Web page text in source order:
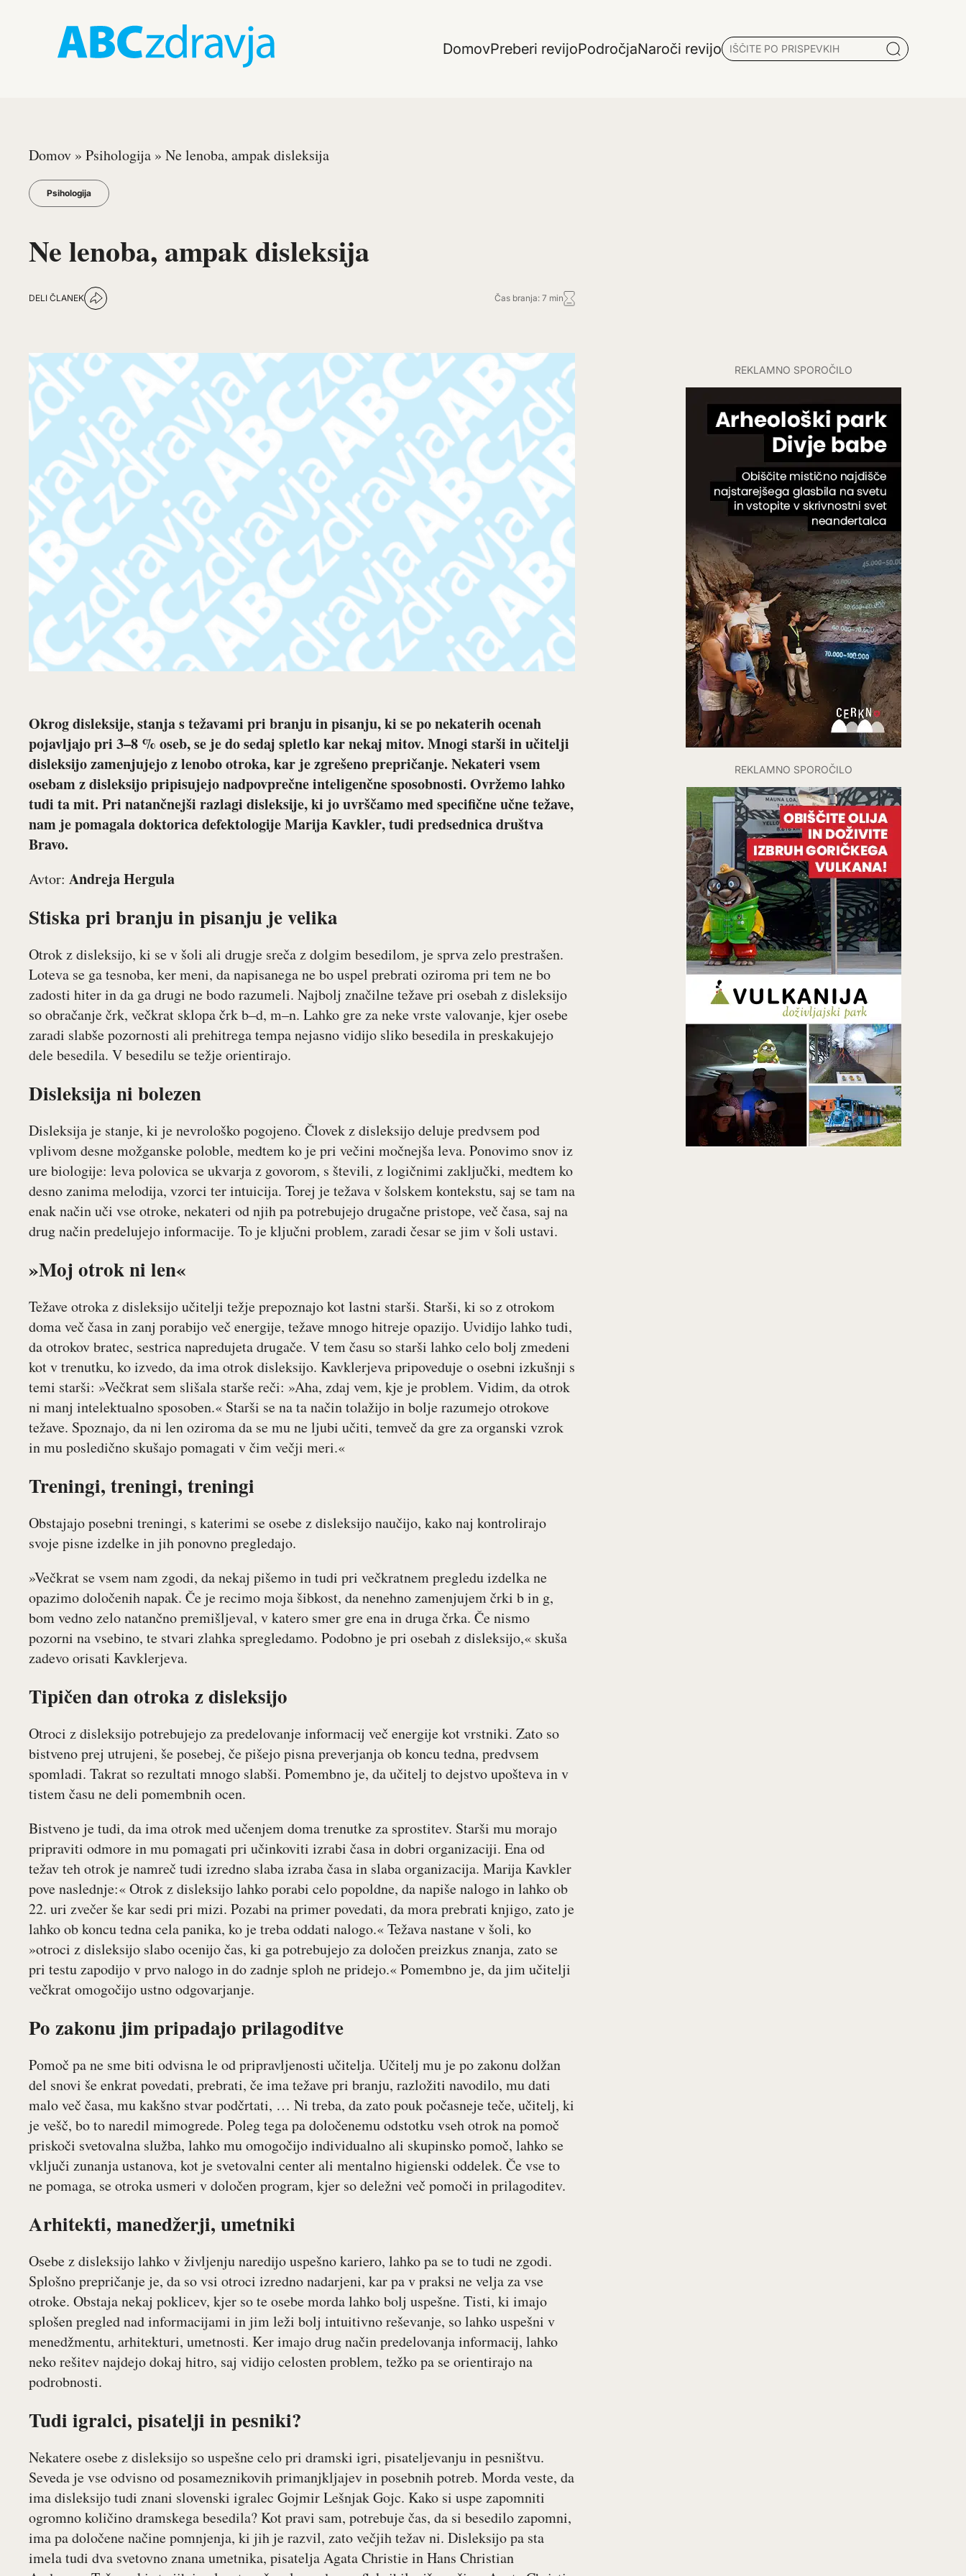
DomovPreberi revijoPodročjaNaroči revijo
Domov » Psihologija » Ne lenoba, ampak disleksija
Psihologija
Ne lenoba, ampak disleksija
DELI ČLANEK Čas branja: 7 min
Okrog disleksije, stanja s težavami pri branju in pisanju, ki se po nekaterih ocenah
pojavljajo pri 3–8 % oseb, se je do sedaj spletlo kar nekaj mitov. Mnogi starši in učitelji
disleksijo zamenjujejo z lenobo otroka, kar je zgrešeno prepričanje. Nekateri vsem
osebam z disleksijo pripisujejo nadpovprečne inteligenčne sposobnosti. Ovržemo lahko
tudi ta mit. Pri natančnejši razlagi disleksije, ki jo uvrščamo med specifične učne težave,
nam je pomagaladoktorica defektologije Marija Kavkler, tudi predsednica društva
Bravo.
Avtor: Andreja Hergula
Stiska pri branju in pisanju je velika
Otrok z disleksijo, ki se v šoli ali drugje sreča z dolgim besedilom, je sprva zelo prestrašen.
Loteva se ga tesnoba, ker meni, da napisanega ne bo uspel prebrati oziroma pri tem ne bo
zadosti hiter in da ga drugi ne bodo razumeli. Najbolj značilne težave pri osebah z disleksijo
so obračanje črk, večkrat sklopa črk b–d, m–n. Lahko gre za neke vrste valovanje, kjer osebe
zaradi slabše pozornosti ali prehitrega tempa nejasno vidijo sliko besedila in preskakujejo
dele besedila. V besedilu se težje orientirajo.
Disleksija ni bolezen
Disleksija je stanje, ki je nevrološko pogojeno. Človek z disleksijo deluje predvsem pod
vplivom desne možganske poloble, medtem ko je pri večini močnejša leva. Ponovimo snov iz
ure biologije: leva polovica se ukvarja z govorom, s števili, z logičnimi zaključki, medtem ko
desno zanima melodija, vzorci ter intuicija. Torej je težava v šolskem kontekstu, saj se tam na
enak način uči vse otroke, nekateri od njih pa potrebujejo drugačne pristope, več časa, saj na
drug način predelujejo informacije. To je ključni problem, zaradi česar se jim v šoli ustavi.
»Moj otrok ni len«
Težave otroka z disleksijo učitelji težje prepoznajo kot lastni starši. Starši, ki so z otrokom
doma več časa in zanj porabijo več energije, težave mnogo hitreje opazijo. Uvidijo lahko tudi,
da otrokov bratec, sestrica napredujeta drugače. V tem času so starši lahko celo bolj zmedeni
kot v trenutku, ko izvedo, da ima otrok disleksijo. Kavklerjeva pripoveduje o osebni izkušnji s
temi starši: »Večkrat sem slišala starše reči: »Aha, zdaj vem, kje je problem. Vidim, da otrok
ni manj intelektualno sposoben.« Starši se na ta način tolažijo in bolje razumejo otrokove
težave. Spoznajo, da ni len oziroma da se mu ne ljubi učiti, temveč da gre za organski vzrok
in mu posledično skušajo pomagati v čim večji meri.«
Treningi, treningi, treningi
Obstajajo posebni treningi, s katerimi se osebe z disleksijo naučijo, kako naj kontrolirajo
svoje pisne izdelke in jih ponovno pregledajo.
»Večkrat se vsem nam zgodi, da nekaj pišemo in tudi pri večkratnem pregledu izdelka ne
opazimo določenih napak. Če je recimo moja šibkost, da nenehno zamenjujem črki b in g,
bom vedno zelo natančno premišljeval, v katero smer gre ena in druga črka. Če nismo
pozorni na vsebino, te stvari zlahka spregledamo. Podobno je pri osebah z disleksijo,« skuša
zadevo orisati Kavklerjeva.
Tipičen dan otroka z disleksijo
Otroci z disleksijo potrebujejo za predelovanje informacij več energije kot vrstniki. Zato so
bistveno prej utrujeni, še posebej, če pišejo pisna preverjanja ob koncu tedna, predvsem
spomladi. Takrat so rezultati mnogo slabši. Pomembno je, da učitelj to dejstvo upošteva in v
tistem času ne deli pomembnih ocen.
Bistveno je tudi, da ima otrok med učenjem doma trenutke za sprostitev. Starši mu morajo
pripraviti odmore in mu pomagati pri učinkoviti izrabi časa in dobri organizaciji. Ena od
težav teh otrok je namreč tudi izredno slaba izraba časa in slaba organizacija. Marija Kavkler
pove naslednje:« Otrok z disleksijo lahko porabi celo popoldne, da napiše nalogo in lahko ob
22. uri zvečer še kar sedi pri mizi. Pozabi na primer povedati, da mora prebrati knjigo, zato je
lahko ob koncu tedna cela panika, ko je treba oddati nalogo.« Težava nastane v šoli, ko
»otroci z disleksijo slabo ocenijo čas, ki ga potrebujejo za določen preizkus znanja, zato se
pri testu zapodijo v prvo nalogo in do zadnje sploh ne pridejo.« Pomembno je, da jim učitelji
večkrat omogočijo ustno odgovarjanje.
Po zakonu jim pripadajo prilagoditve
Pomoč pa ne sme biti odvisna le od pripravljenosti učitelja. Učitelj mu je po zakonu dolžan
del snovi še enkrat povedati, prebrati, če ima težave pri branju, razložiti navodilo, mu dati
malo več časa, mu kakšno stvar podčrtati, … Ni treba, da zato pouk počasneje teče, učitelj, ki
je vešč, bo to naredil mimogrede. Poleg tega pa določenemu odstotku vseh otrok na pomoč
priskoči svetovalna služba, lahko mu omogočijo individualno ali skupinsko pomoč, lahko se
vključi zunanja ustanova, kot je svetovalni center ali mentalno higienski oddelek. Če vse to
ne pomaga, se otroka usmeri v določen program, kjer so deležni več pomoči in prilagoditev.
Arhitekti, manedžerji, umetniki
Osebe z disleksijo lahko v življenju naredijo uspešno kariero, lahko pa se to tudi ne zgodi.
Splošno prepričanje je, da so vsi otroci izredno nadarjeni, kar pa v praksi ne velja za vse
otroke. Obstaja nekaj poklicev, kjer so te osebe morda lahko bolj uspešne. Tisti, ki imajo
splošen pregled nad informacijami in jim leži bolj intuitivno reševanje, so lahko uspešni v
menedžmentu, arhitekturi, umetnosti. Ker imajo drug način predelovanja informacij, lahko
neko rešitev najdejo dokaj hitro, saj vidijo celosten problem, težko pa se orientirajo na
podrobnosti.
Tudi igralci, pisatelji in pesniki?
Nekatere osebe z disleksijo so uspešne celo pri dramski igri, pisateljevanju in pesništvu.
Seveda je vse odvisno od posameznikovih primanjkljajev in posebnih potreb. Morda veste, da
ima disleksijo tudi znani slovenski igralec Gojmir Lešnjak Gojc. Kako si uspe zapomniti
ogromno količino dramskega besedila? Kot pravi sam, potrebuje čas, da si besedilo zapomni,
ima pa določene načine pomnjenja, ki jih je razvil, zato večjih težav ni. Disleksijo pa sta
imela tudi dva svetovno znana umetnika, pisatelja Agata Christie in Hans Christian
REKLAMNO SPOROČILO
REKLAMNO SPOROČILO